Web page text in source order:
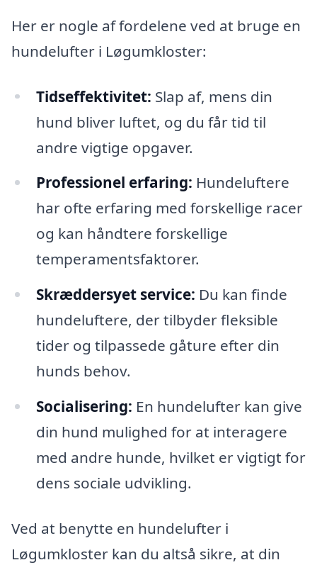
Her er nogle af fordelene ved at bruge en
hundelufter i Løgumkloster:
Tidseffektivitet: Slap af, mens din
hund bliver luftet, og du får tid til
andre vigtige opgaver.
Professionel erfaring: Hundeluftere
har ofte erfaring med forskellige racer
og kan håndtere forskellige
temperamentsfaktorer.
Skræddersyet service: Du kan finde
hundeluftere, der tilbyder fleksible
tider og tilpassede gåture efter din
hunds behov.
Socialisering: En hundelufter kan give
din hund mulighed for at interagere
med andre hunde, hvilket er vigtigt for
dens sociale udvikling.
Ved at benytte en hundelufter i
Løgumkloster kan du altså sikre, at din